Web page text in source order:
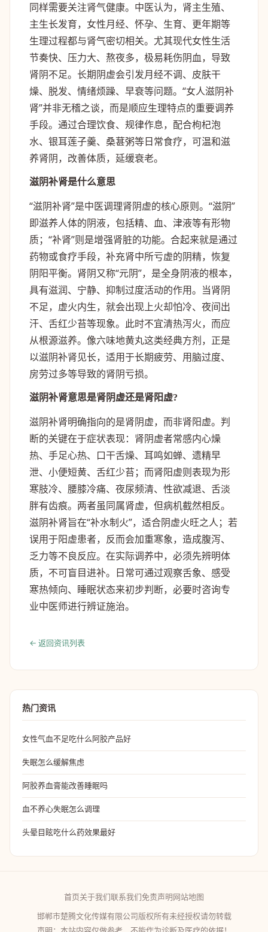
同样需要关注肾气健康。中医认为，肾主生殖、
主生长发育，女性月经、怀孕、生育、更年期等
生理过程都与肾气密切相关。尤其现代女性生活
节奏快、压力大、熬夜多，极易耗伤阴血，导致
肾阴不足。长期阴虚会引发月经不调、皮肤干
燥、脱发、情绪烦躁、早衰等问题。“女人滋阴补
肾”并非无稽之谈，而是顺应生理特点的重要调养
手段。通过合理饮食、规律作息，配合枸杞泡
水、银耳莲子羹、桑葚粥等日常食疗，可温和滋
养肾阴，改善体质，延缓衰老。
滋阴补肾是什么意思
“滋阴补肾”是中医调理肾阴虚的核心原则。“滋阴”
即滋养人体的阴液，包括精、血、津液等有形物
质；“补肾”则是增强肾脏的功能。合起来就是通过
药物或食疗手段，补充肾中所亏虚的阴精，恢复
阴阳平衡。肾阴又称“元阴”，是全身阴液的根本，
具有滋润、宁静、抑制过度活动的作用。当肾阴
不足，虚火内生，就会出现上火却怕冷、夜间出
汗、舌红少苔等现象。此时不宜清热泻火，而应
从根源滋养。像六味地黄丸这类经典方剂，正是
以滋阴补肾见长，适用于长期疲劳、用脑过度、
房劳过多等导致的肾阴亏损。
滋阴补肾意思是肾阴虚还是肾阳虚?
滋阴补肾明确指向的是肾阴虚，而非肾阳虚。判
断的关键在于症状表现：肾阴虚者常感内心燥
热、手足心热、口干舌燥、耳鸣如蝉、遗精早
泄、小便短黄、舌红少苔；而肾阳虚则表现为形
寒肢冷、腰膝冷痛、夜尿频清、性欲减退、舌淡
胖有齿痕。两者虽同属肾虚，但病机截然相反。
滋阴补肾旨在“补水制火”，适合阴虚火旺之人；若
误用于阳虚患者，反而会加重寒象，造成腹泻、
乏力等不良反应。在实际调养中，必须先辨明体
质，不可盲目进补。日常可通过观察舌象、感受
寒热倾向、睡眠状态来初步判断，必要时咨询专
业中医师进行辨证施治。
← 返回资讯列表
热门资讯
女性气血不足吃什么阿胶产品好
失眠怎么缓解焦虑
阿胶养血膏能改善睡眠吗
血不养心失眠怎么调理
头晕目眩吃什么药效果最好
首页关于我们联系我们免责声明网站地图
邯郸市楚腾文化传媒有限公司版权所有未经授权请勿转载